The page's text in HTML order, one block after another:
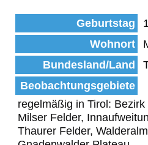
zum
Inhalt
Geburtstag
Wohnort
Bundesland/Land
Beobachtungsgebiete
regelmäßig in Tirol:
Milser Felder,
Thaurer Felder,
Beobachtungen